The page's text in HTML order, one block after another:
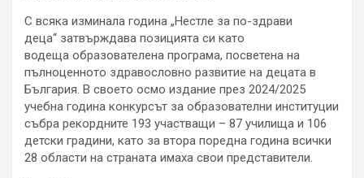
С всяка изминала година „Нестле за по-здрави
деца“ затвърждава позицията си като
водеща образователена програма, посветена на
пълноценното здравословно развитие на децата в
България. В своето осмо издание през 2024/2025
учебна година конкурсът за образователни институции
събра рекордните 193 участващи – 87 училища и 106
детски градини, като за втора поредна година всички
28 области на страната имаха свои представители.